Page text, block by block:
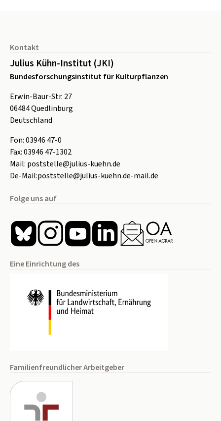
Kontakt
Julius Kühn-Institut (JKI)
Bundesforschungsinstitut für Kulturpflanzen
Erwin-Baur-Str. 27
06484Quedlinburg
Deutschland
Fon:03946 47-0
Fax:03946 47-1302
Mail: poststelle@julius-kuehn.de
De-Mail:poststelle@julius-kuehn.de-mail.de
Folge uns auf
Eine Einrichtung des
Familienfreundlicher Arbeitgeber